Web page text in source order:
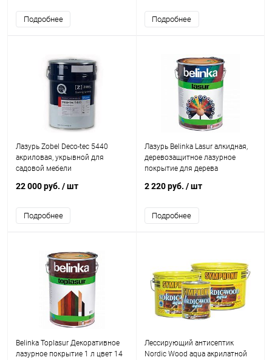
Подробнее Подробнее
Лазурь Zobel Deco-tec 5440
акриловая, укрывной для
садовой мебели
22 000 руб. / шт
Подробнее
Лазурь Belinka Lasur алкидная,
деревозащитное лазурное
покрытие для дерева
2 220 руб. / шт
Подробнее
Belinka Toplasur Декоративное
лазурное покрытие 1 л цвет 14
Лессирующий антисептик
Nordic Wood aqua акрилатной